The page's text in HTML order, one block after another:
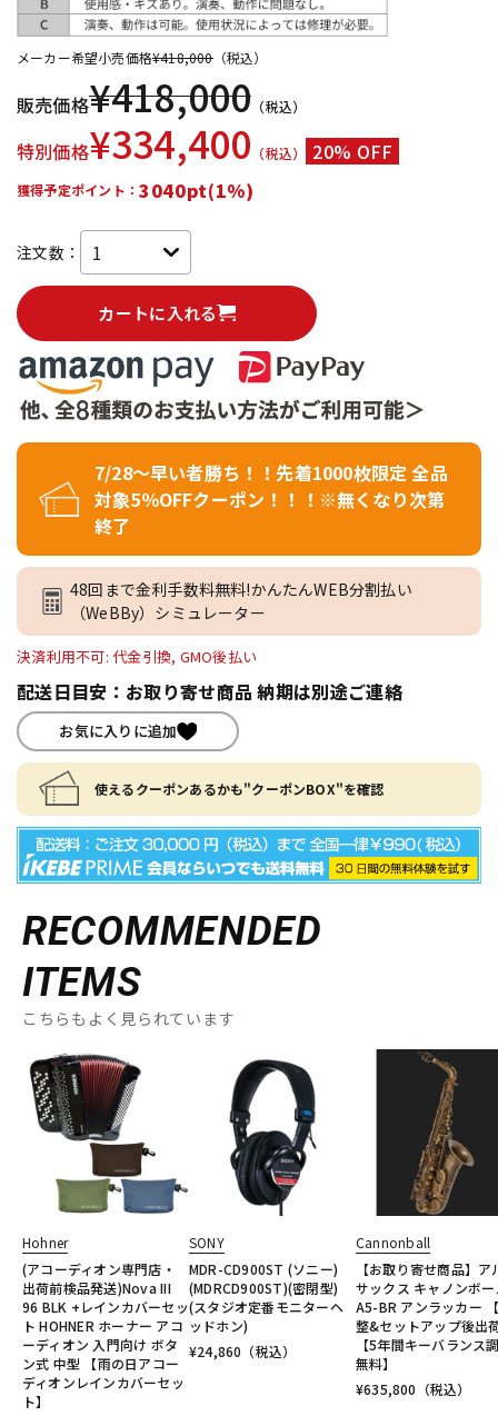
メーカー希望小売価格¥418,000（税込）
販売価格¥418,000 （税込）
特別価格¥334,400 （税込） 20% OFF
獲得予定ポイント：3040pt(1%)
注文数：
カートに入れる
7/28～早い者勝ち！！先着1000枚限定 全品
対象5％OFFクーポン！！！※無くなり次第
終了
48回まで金利手数料無料!かんたんWEB分割払い
（WeBBy）シミュレーター
決済利用不可: 代金引換, GMO後払い
配送日目安：お取り寄せ商品 納期は別途ご連絡
お気に入りに追加
使えるクーポンあるかも"クーポンBOX"を確認
RECOMMENDED
ITEMS
こちらもよく見られています
Hohner
(アコーディオン専門店・
出荷前検品発送)Nova III
96 BLK +レインカバーセッ
ト HOHNER ホーナー アコ
ーディオン 入門向け ボタ
ン式 中型 【雨の日アコー
ディオンレインカバーセッ
ト】
SONY
MDR-CD900ST (ソニー)
(MDRCD900ST)(密閉型)
(スタジオ定番モニターヘ
ッドホン)
¥24,860 （税込）
Cannonball
【お取り寄せ商品】ア
サックス キャノンボ
A5-BR アンラッカー
整&セットアップ後出
【5年間キーバランス
無料】
¥635,800 （税込）